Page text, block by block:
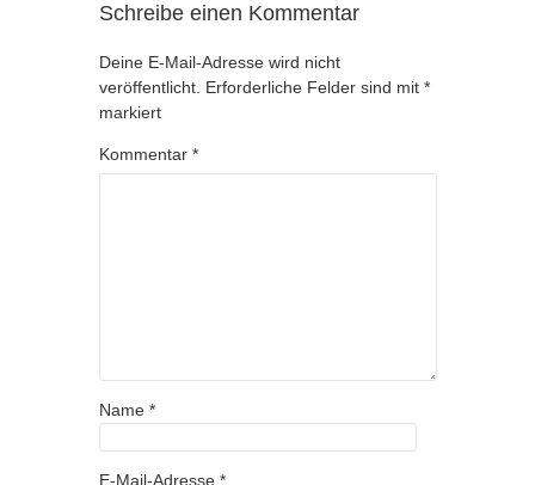
Schreibe einen Kommentar
Deine E-Mail-Adresse wird nicht
veröffentlicht. Erforderliche Felder sind mit *
markiert
Kommentar *
Name *
E-Mail-Adresse *